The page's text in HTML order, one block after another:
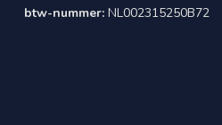
btw-nummer: NL002315250B72